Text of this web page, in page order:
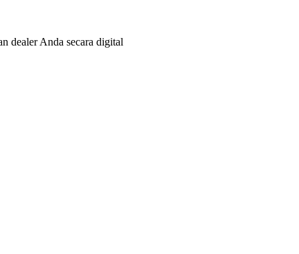
dealer Anda secara digital